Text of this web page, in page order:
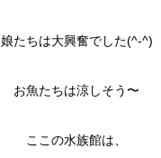
娘たちは大興奮でした(^-^)
お魚たちは涼しそう〜
ここの水族館は、